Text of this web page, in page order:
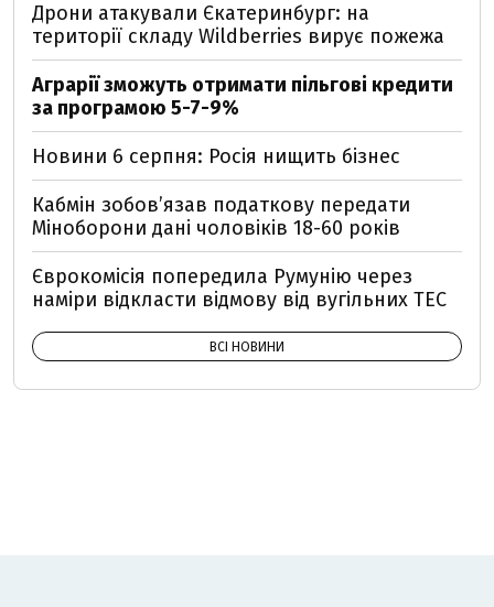
Дрони атакували Єкатеринбург: на
території складу Wildberries вирує пожежа
Аграрії зможуть отримати пільгові кредити
за програмою 5-7-9%
Новини 6 серпня: Росія нищить бізнес
Кабмін зобовʼязав податкову передати
Міноборони дані чоловіків 18-60 років
Єврокомісія попередила Румунію через
наміри відкласти відмову від вугільних ТЕС
ВСІ НОВИНИ